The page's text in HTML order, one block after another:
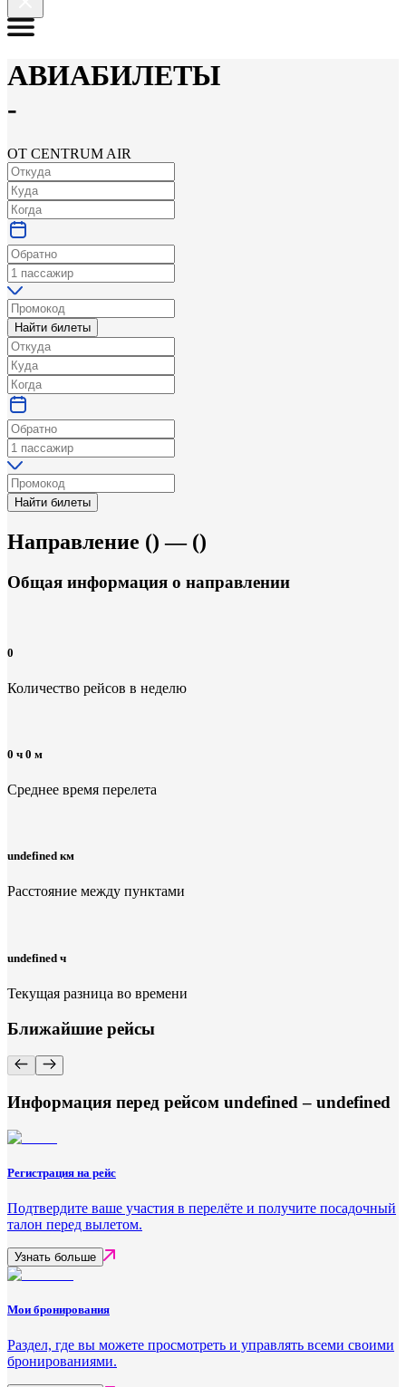
АВИАБИЛЕТЫ
-
ОТ CENTRUM AIR
Найти билеты
Найти билеты
Направление () — ()
Общая информация о направлении
0
Количество рейсов в неделю
0 ч 0 м
Среднее время перелета
undefined км
Расстояние между пунктами
undefined ч
Текущая разница во времени
Ближайшие рейсы
Информация перед рейсом undefined – undefined
Регистрация на рейс
Подтвердите ваше участия в перелёте и получите посадочный
талон перед вылетом.
Узнать больше
Мои бронирования
Раздел, где вы можете просмотреть и управлять всеми своими
бронированиями.